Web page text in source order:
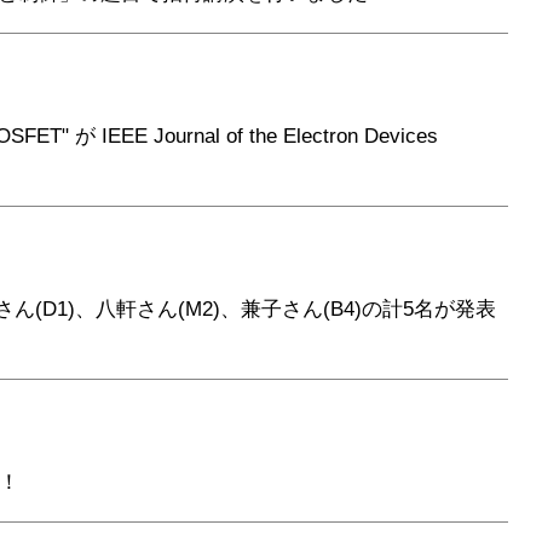
が IEEE Journal of the Electron Devices
(D1)、八軒さん(M2)、兼子さん(B4)の計5名が発表